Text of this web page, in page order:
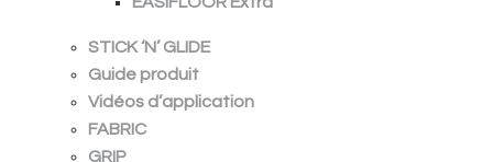
STICK ‘N’ GLIDE
Guide produit
Vidéos d’application
FABRIC
GRIP